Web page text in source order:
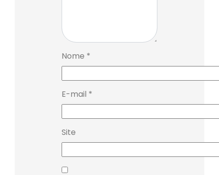
Nome *
E-mail *
Site